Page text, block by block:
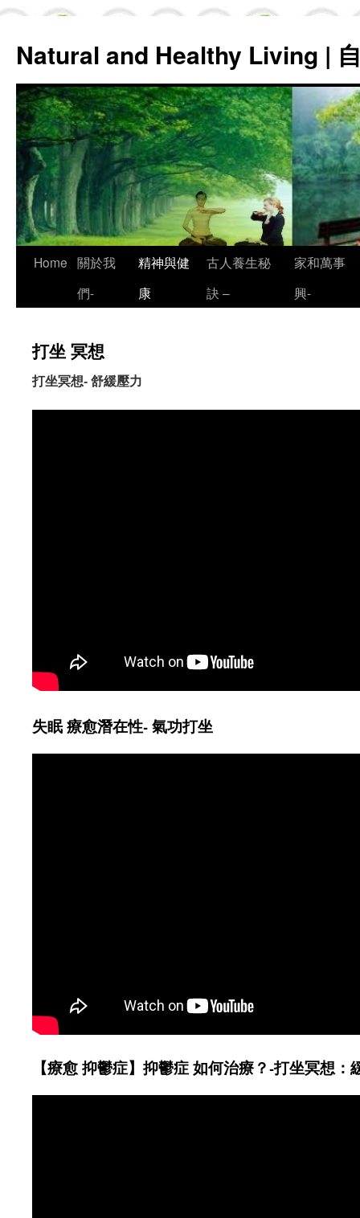
Natural and Healthy Living |
Skip
Home 關於我
們-
精神與健
康
古人養生秘
訣 –
家和萬事
興-
打坐 冥想
打坐冥想- 舒緩壓力
失眠 療愈潛在性- 氣功打坐
【療愈 抑鬱症】抑鬱症 如何治療？-打坐冥想